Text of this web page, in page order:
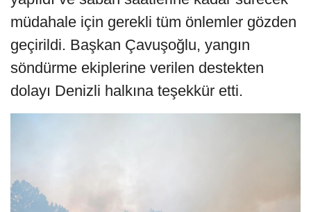
müdahale için gerekli tüm önlemler gözden
geçirildi. Başkan Çavuşoğlu, yangın
söndürme ekiplerine verilen destekten
dolayı Denizli halkına teşekkür etti.